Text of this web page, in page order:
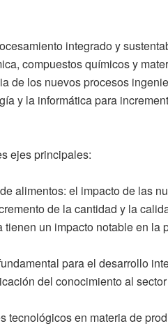
integrado y
compuestos químicos y
de los nuevos procesos
y la informática para
ejes principales:
alimentos: el impacto de las
de la cantidad y la
un impacto notable en la
para el desarrollo
del conocimiento al
tecnológicos en materia de